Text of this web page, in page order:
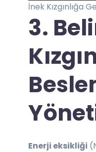
İnek Kızgınlığa
3.
Enerji eksikliği